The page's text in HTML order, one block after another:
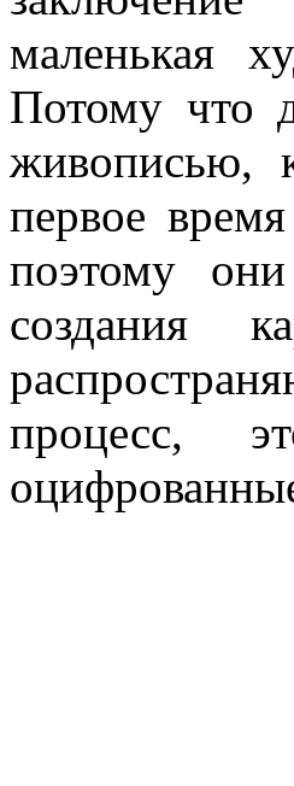
маленькая
Потому что
живописью,
первое
поэтому
создания
процесс,